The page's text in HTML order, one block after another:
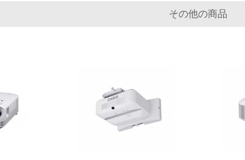
<L1> 「生物多様性保全」に関する取り組み（例：森林保全活動
購入、原材料のトレーサビリティの確認等）を行っている
その他の商品